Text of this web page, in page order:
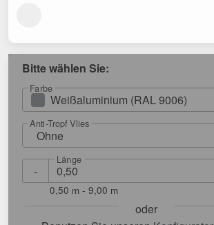
Bitte wählen Sie:
Farbe
Weißaluminium (RAL 9006)
Anti-Tropf Vlies
Ohne
-
Länge
0,50 m - 9,00 m
oder